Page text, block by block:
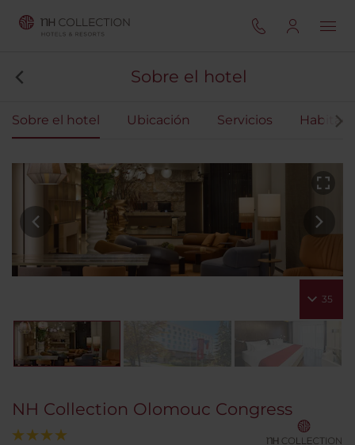
Sobre el hotel
Sobre el hotel Ubicación Servicios
35
NH Collection Olomouc Congress